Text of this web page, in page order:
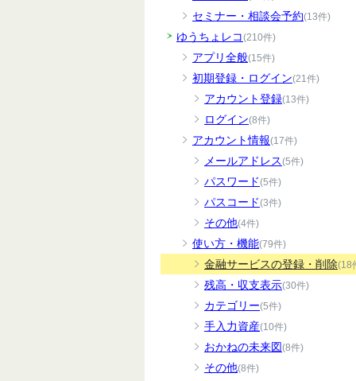
セミナー・相談会予約(13件)
ゆうちょレコ(210件)
アプリ全般(15件)
初期登録・ログイン(21件)
アカウント登録(13件)
ログイン(8件)
アカウント情報(17件)
メールアドレス(5件)
パスワード(5件)
パスコード(3件)
その他(4件)
使い方・機能(79件)
金融サービスの登録・削除(18
残高・収支表示(30件)
カテゴリー(5件)
手入力資産(10件)
おかねの未来図(8件)
その他(8件)